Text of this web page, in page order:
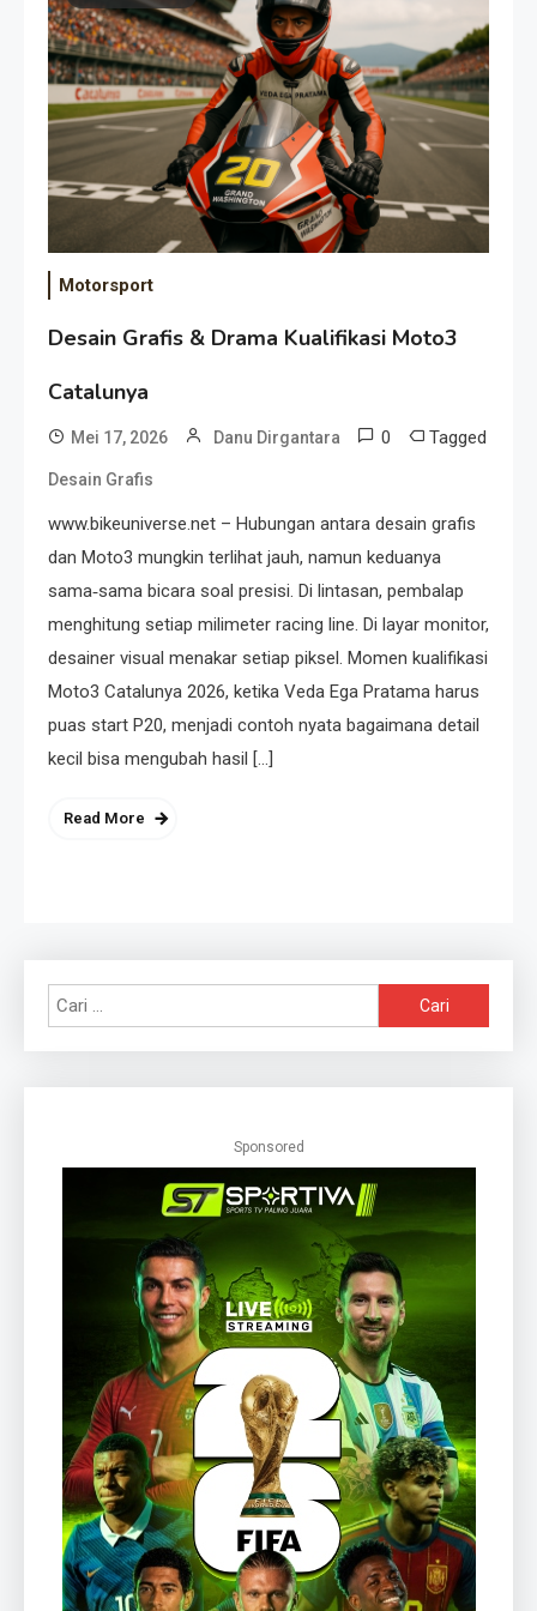
Event Besar
Motorsport
Desain Grafis & Drama Kualifikasi Moto3
Catalunya
Mei 17, 2026 Danu Dirgantara 0 Tagged
Desain Grafis
www.bikeuniverse.net – Hubungan antara desain grafis
dan Moto3 mungkin terlihat jauh, namun keduanya
sama‑sama bicara soal presisi. Di lintasan, pembalap
menghitung setiap milimeter racing line. Di layar monitor,
desainer visual menakar setiap piksel. Momen kualifikasi
Moto3 Catalunya 2026, ketika Veda Ega Pratama harus
puas start P20, menjadi contoh nyata bagaimana detail
kecil bisa mengubah hasil […]
Read More
untuk:
Sponsored